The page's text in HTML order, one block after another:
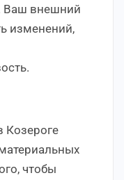
Ваш внешний
изменений,
Козероге
чтобы